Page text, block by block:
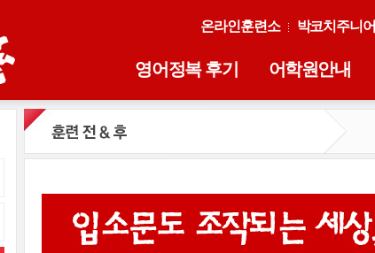
온라인훈련소 박코치주니어
영어정복 후기 어학원안내